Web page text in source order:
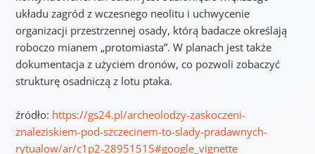
układu zagród z wczesnego neolitu i uchwycenie
organizacji przestrzennej osady, którą badacze określają
roboczo mianem „protomiasta”. W planach jest także
dokumentacja z użyciem dronów, co pozwoli zobaczyć
strukturę osadniczą z lotu ptaka.
źródło: https://gs24.pl/archeolodzy-zaskoczeni-
znaleziskiem-pod-szczecinem-to-slady-pradawnych-
rytualow/ar/c1p2-28951515#google_vignette